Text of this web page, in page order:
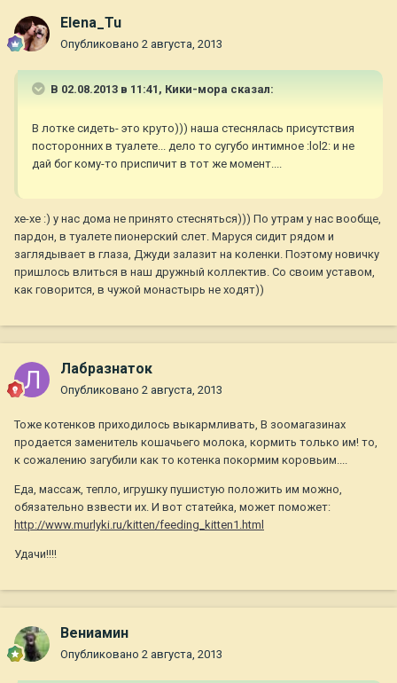
Elena_Tu
Опубликовано 2 августа, 2013
В 02.08.2013 в 11:41, Кики-мора сказал:
В лотке сидеть- это круто))) наша стеснялась присутствия
посторонних в туалете... дело то сугубо интимное :lol2: и не
дай бог кому-то приспичит в тот же момент....
хе-хе :) у нас дома не принято стесняться))) По утрам у нас вообще,
пардон, в туалете пионерский слет. Маруся сидит рядом и
заглядывает в глаза, Джуди залазит на коленки. Поэтому новичку
пришлось влиться в наш дружный коллектив. Со своим уставом,
как говорится, в чужой монастырь не ходят))
Лабразнаток
Опубликовано 2 августа, 2013
Тоже котенков приходилось выкармливать, В зоомагазинах
продается заменитель кошачьего молока, кормить только им! то,
к сожалению загубили как то котенка покормим коровьим....
Еда, массаж, тепло, игрушку пушистую положить им можно,
обязательно взвести их. И вот статейка, может поможет:
http://www.murlyki.ru/kitten/feeding_kitten1.html
Удачи!!!!
Вениамин
Опубликовано 2 августа, 2013